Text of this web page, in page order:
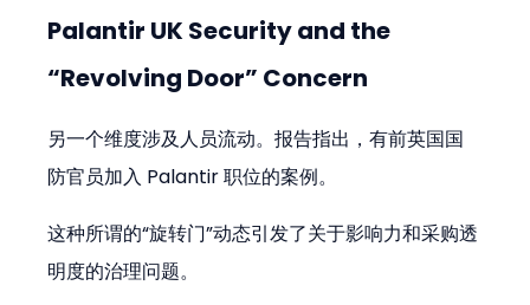
Palantir UK Security and the
“Revolving Door” Concern
另一个维度涉及人员流动。报告指出，有前英国国
防官员加入 Palantir 职位的案例。
这种所谓的“旋转门”动态引发了关于影响力和采购透
明度的治理问题。